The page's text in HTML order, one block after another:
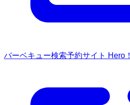
バーベキュー検索予約サイト Hero！